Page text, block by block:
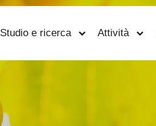
Studio e ricerca Attività